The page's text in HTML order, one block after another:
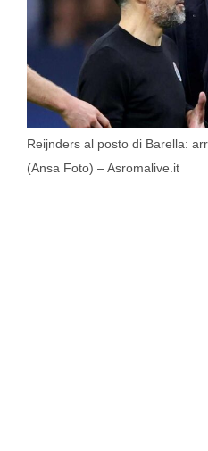
Reijnders al posto di Barella:
(Ansa Foto) – Asromalive.it